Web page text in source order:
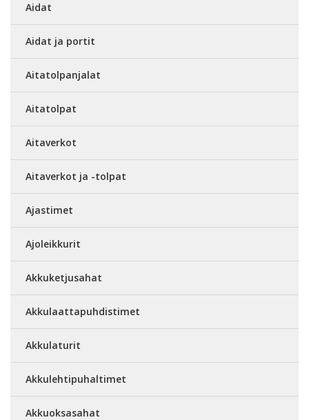
Aidat
Aidat ja portit
Aitatolpanjalat
Aitatolpat
Aitaverkot
Aitaverkot ja -tolpat
Ajastimet
Ajoleikkurit
Akkuketjusahat
Akkulaattapuhdistimet
Akkulaturit
Akkulehtipuhaltimet
Akkuoksasahat